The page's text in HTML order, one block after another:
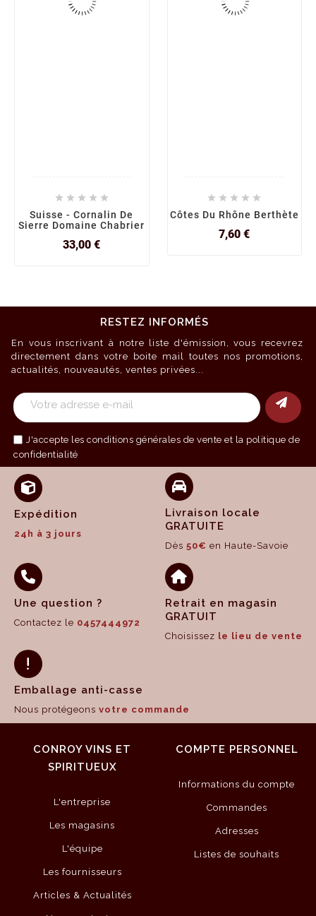
    
Suisse - Cornalin De
Sierre Domaine Chabrier
33,00 €Prix
    
Côtes Du Rhône Berthète
7,60 €Prix
RESTEZ INFORMÉS
En vous inscrivant à notre liste d'émission, vous recevrez
directement dans votre boite mail toutes nos promotions,
actualités, nouveautés, ventes privées...
J'accepte les conditions générales de vente et la politique de
confidentialité
Expédition
24h à 3 jours
Livraison locale
GRATUITE
Dès 50€ en Haute-Savoie
Une question ?
Contactez le 0457444972
Retrait en magasin
GRATUIT
Choisissez le lieu de vente
Emballage anti-casse
Nous protégeons votre commande
CONROY VINS ET
SPIRITUEUX
L'entreprise
Les magasins
L'équipe
Les fournisseurs
Articles & Actualités
COMPTE PERSONNEL
Informations du compte
Commandes
Adresses
Listes de souhaits